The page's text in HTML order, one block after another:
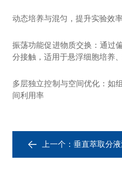
动态培养与混匀，提升实验效
振荡功能促进物质交换：通过
分接触，适用于悬浮细胞培养
多层独立控制与空间优化：如
间利用率
上一个： 垂直萃取分液